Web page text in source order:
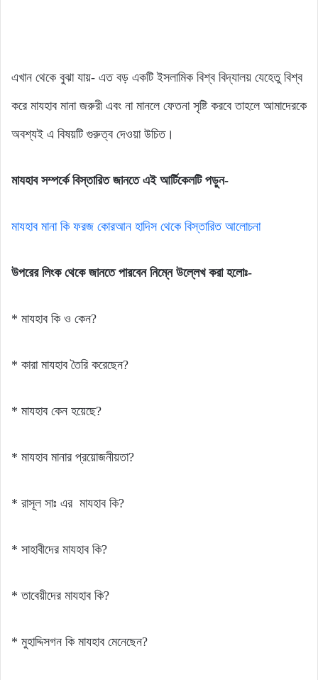
এখান থেকে বুঝা যায়- এত বড় একটি ইসলামিক বিশ্ব বিদ্যালয় যেহেতু বিশ্ব
করে মাযহাব মানা জরুরী এবং না মানলে ফেতনা সৃষ্টি করবে তাহলে আমাদেরকে
অবশ্যই এ বিষয়টি গুরুত্ব দেওয়া উচিত।
মাযহাব সম্পর্কে বিস্তারিত জানতে এই আর্টিকেলটি পড়ুন-
মাযহাব মানা কি ফরজ কোরআন হাদিস থেকে বিস্তারিত আলোচনা
উপরের লিংক থেকে জানতে পারবেন নিম্নে উল্লেখ করা হলোঃ-
* মাযহাব কি ও কেন?
* কারা মাযহাব তৈরি করেছেন?
* মাযহাব কেন হয়েছে?
* মাযহাব মানার প্রয়োজনীয়তা?
* রাসূল সাঃ এর মাযহাব কি?
* সাহাবীদের মাযহাব কি?
* তাবেয়ীদের মাযহাব কি?
* মুহাদ্দিসগন কি মাযহাব মেনেছেন?